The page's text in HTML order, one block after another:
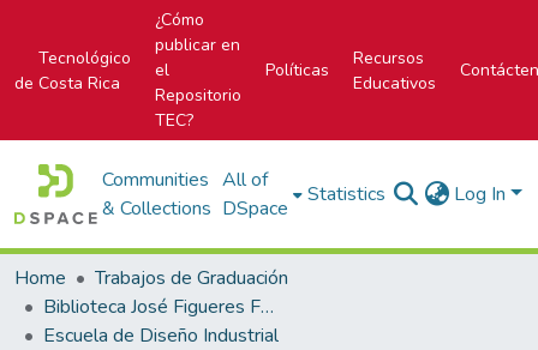
Tecnológico
de Costa Rica
¿Cómo
publicar en
el
Repositorio
TEC?
Políticas
Recursos
Educativos
Communities
& Collections
All of
DSpace
Statistics Log In
Home
Trabajos de Graduación
Biblioteca José Figueres Ferrer
Escuela de Diseño Industrial